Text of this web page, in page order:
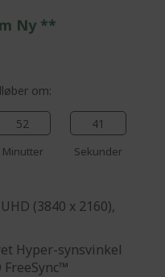
Ny **
om:
52
Minutter
40
Sekunder
(3840 x 2160),
Hyper-synsvinkel
FreeSync™